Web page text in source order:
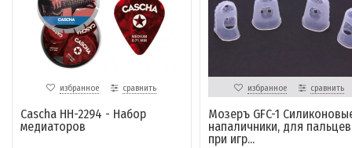
избранное сравнить
Cascha HH-2294 - Набор
медиаторов
избранное сравнить
Мозеръ GFC-1
напаличники, для пальцев
при игр...